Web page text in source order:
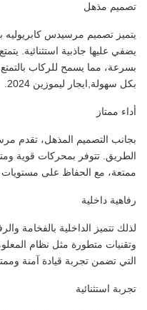
تصميم مذهل
يتميز تصميم مرسيدس
يضفي عليها جاذبية استثنائية.
بسرعة، مما يسمح للركاب
بكل سهولة,ايجار ليموزين 2024.
أداء ممتاز
بجانب التصميم المذهل، تقدم
الطريق. تتوفر بمحركات قوية
ممتعة، مع الحفاظ على مستويات
رفاهية داخلية
لذلك تتميز الداخلية بالفخامة
وتقنيات متطورة مثل نظام
التي تضمن تجربة قيادة آمنة
تجربة استثنائية